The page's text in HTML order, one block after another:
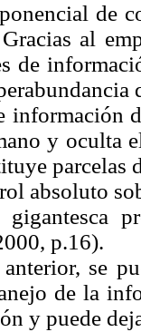
de
al
de
información
y oculta
parcelas
absoluto
p.16).
se
de la
y puede